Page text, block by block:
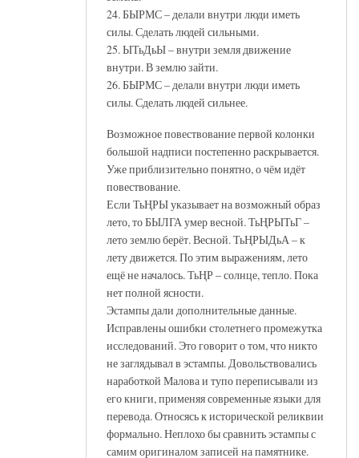
24. БЫРМС – делали внутри люди иметь
силы. Сделать людей сильными.
25. ЫТьДьЫ – внутри земля движение
внутри. В землю зайти.
26. БЫРМС – делали внутри люди иметь
силы. Сделать людей сильнее.
Возможное повествование первой колонки
большой надписи постепенно раскрывается.
Уже приблизительно понятно, о чём идёт
повествование.
Если ТьҢРЫ указывает на возможный образ
лето, то БЫЛГА умер весной. ТьҢРЫТьГ –
лето землю берёт. Весной. ТьҢРЫДьА – к
лету движется. По этим выражениям, лето
ещё не началось. ТьҢР – солнце, тепло. Пока
нет полной ясности.
Эстампы дали дополнительные данные.
Исправлены ошибки столетнего промежутка
исследований. Это говорит о том, что никто
не заглядывал в эстампы. Довольствовались
наработкой Малова и тупо переписывали из
его книги, применяя современные языки для
перевода. Относясь к исторической реликвии
формально. Неплохо бы сравнить эстампы с
самим оригиналом записей на памятнике.